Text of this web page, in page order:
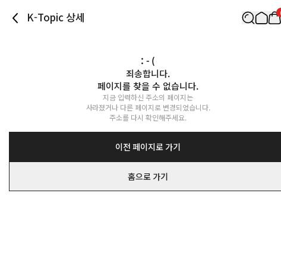
K-Topic 상세
: - (
죄송합니다.
페이지를 찾을 수 없습니다.
지금 입력하신 주소의 페이지는
사라졌거나 다른 페이지로 변경되었습니다.
주소를 다시 확인해주세요.
이전 페이지로 가기
홈으로 가기